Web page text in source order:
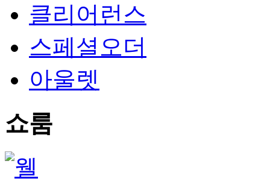
클리어런스
스페셜오더
아울렛
쇼룸